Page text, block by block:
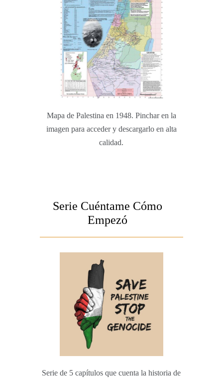
Mapa de Palestina en 1948. Pinchar en la
imagen para acceder y descargarlo en alta
calidad.
Serie Cuéntame Cómo
Empezó
Serie de 5 capítulos que cuenta la historia de